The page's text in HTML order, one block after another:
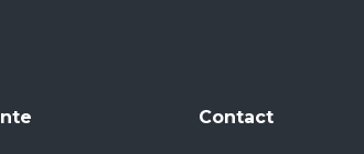
Contact